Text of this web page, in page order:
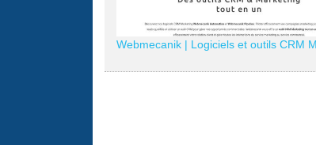
Webmecanik | Logiciels et outils CRM